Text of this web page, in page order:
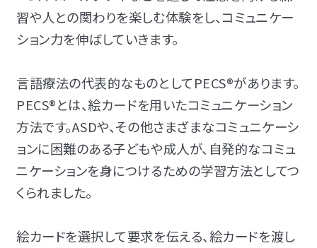
習や人との関わりを楽しむ体験をし、コミュニケー
ション力を伸ばしていきます。
言語療法の代表的なものとしてPECS®があります。
PECS®とは、絵カードを用いたコミュニケーション
方法です。ASDや、その他さまざまなコミュニケーシ
ョンに困難のある子どもや成人が、自発的なコミュ
ニケーションを身につけるための学習方法としてつ
くられました。
絵カードを選択して要求を伝える、絵カードを渡し